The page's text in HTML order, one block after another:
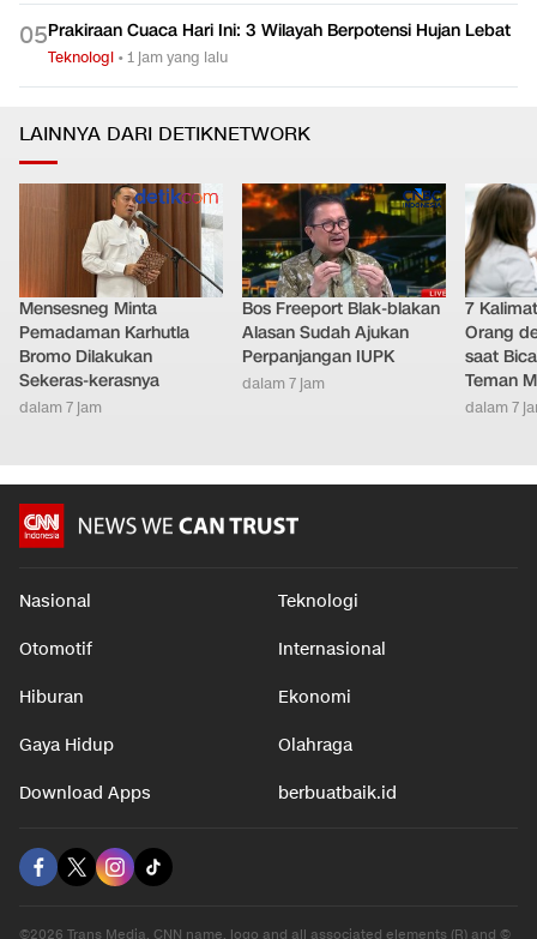
05Prakiraan Cuaca Hari Ini: 3 Wilayah Berpotensi Hujan Lebat
Teknologi •1 jam yang lalu
LAINNYA DARI DETIKNETWORK
Mensesneg Minta
Pemadaman Karhutla
Bromo Dilakukan
Sekeras-kerasnya
dalam 7 jam
Bos Freeport Blak-blakan
Alasan Sudah Ajukan
Perpanjangan IUPK
dalam 7 jam
7
Orang
saat
Teman
dalam 7
Nasional Teknologi
Otomotif Internasional
Hiburan Ekonomi
Gaya Hidup Olahraga
Download Apps berbuatbaik.id
©2026 Trans Media, CNN name, logo and all associated elements (R) and ©